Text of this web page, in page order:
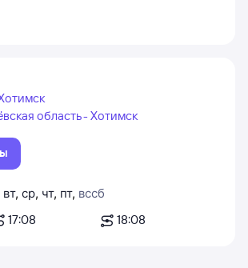
область - Хотимск
вт, ср, чт, пт, вс
17:08
сб
18:08